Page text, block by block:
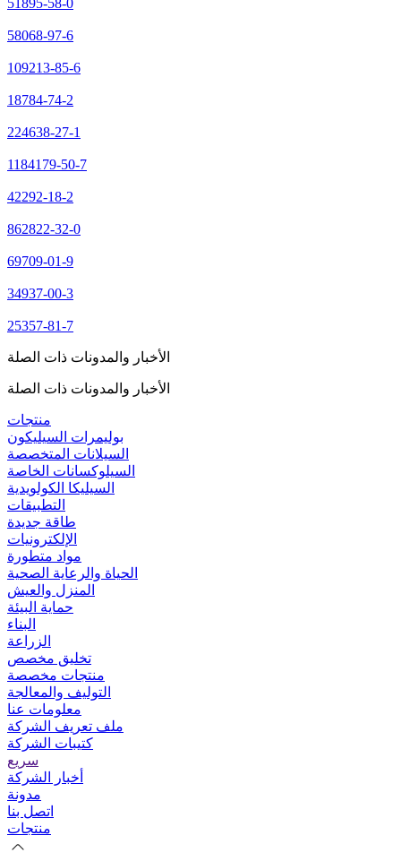
58068-97-6
109213-85-6
18784-74-2
224638-27-1
1184179-50-7
42292-18-2
862822-32-0
69709-01-9
34937-00-3
25357-81-7
الأخبار والمدونات ذات الصلة
الأخبار والمدونات ذات الصلة
منتجات
بوليمرات السيليكون
السيلانات المتخصصة
السيلوكسانات الخاصة
السيليكا الكولويدية
التطبيقات
طاقة جديدة
الإلكترونيات
مواد متطورة
الحياة والرعاية الصحية
المنزل والعيش
حماية البيئة
البناء
الزراعة
تخليق مخصص
منتجات مخصصة
التوليف والمعالجة
معلومات عنا
ملف تعريف الشركة
كتيبات الشركة
سريع
أخبار الشركة
مدونة
اتصل بنا
منتجات